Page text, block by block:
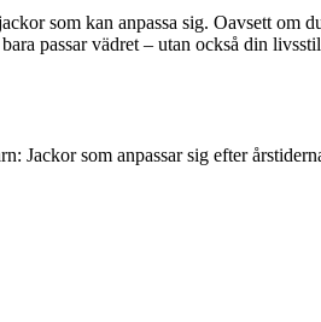
som kan anpassa sig. Oavsett om
passar vädret – utan också din
Jackor som anpassar sig efter